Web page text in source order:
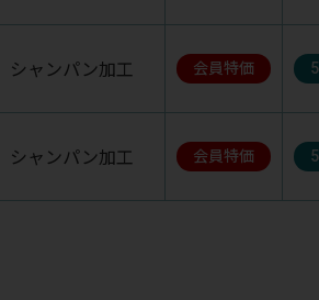
シャンパン加工 会員特価
シャンパン加工 会員特価